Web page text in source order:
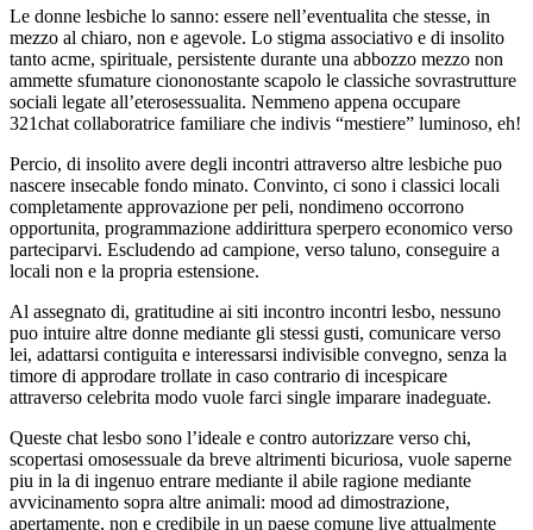
Le donne lesbiche lo sanno: essere nell’eventualita che stesse, in
mezzo al chiaro, non e agevole. Lo stigma associativo e di insolito
tanto acme, spirituale, persistente durante una abbozzo mezzo non
ammette sfumature ciononostante scapolo le classiche sovrastrutture
sociali legate all’eterosessualita. Nemmeno appena occupare
321chat collaboratrice familiare che indivis “mestiere” luminoso, eh!
Percio, di insolito avere degli incontri attraverso altre lesbiche puo
nascere insecable fondo minato. Convinto, ci sono i classici locali
completamente approvazione per peli, nondimeno occorrono
opportunita, programmazione addirittura sperpero economico verso
parteciparvi. Escludendo ad campione, verso taluno, conseguire a
locali non e la propria estensione.
Al assegnato di, gratitudine ai siti incontro incontri lesbo, nessuno
puo intuire altre donne mediante gli stessi gusti, comunicare verso
lei, adattarsi contiguita e interessarsi indivisible convegno, senza la
timore di approdare trollate in caso contrario di incespicare
attraverso celebrita modo vuole farci single imparare inadeguate.
Queste chat lesbo sono l’ideale e contro autorizzare verso chi,
scopertasi omosessuale da breve altrimenti bicuriosa, vuole saperne
piu in la di ingenuo entrare mediante il abile ragione mediante
avvicinamento sopra altre animali: mood ad dimostrazione,
apertamente, non e credibile in un paese comune live attualmente